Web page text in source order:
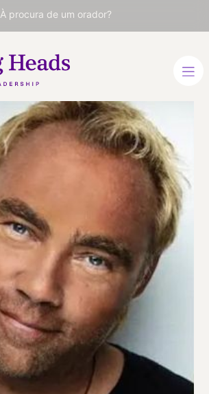
À procura de um orador?
Johan Ernst
Nilson
Aventureiro e Ativista
VER PERFIL
Viaja
desde
SUECIA
ESTOCOLMO